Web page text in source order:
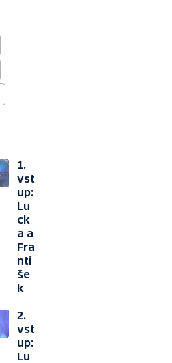
1.
vst
up:
Lu
ck
a a
Fra
nti
še
k
2.
vst
up:
Lu